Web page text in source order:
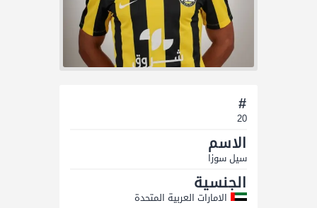
#
20
الاسم
سيل سوزا
الجنسية
الامارات العربية المتحدة